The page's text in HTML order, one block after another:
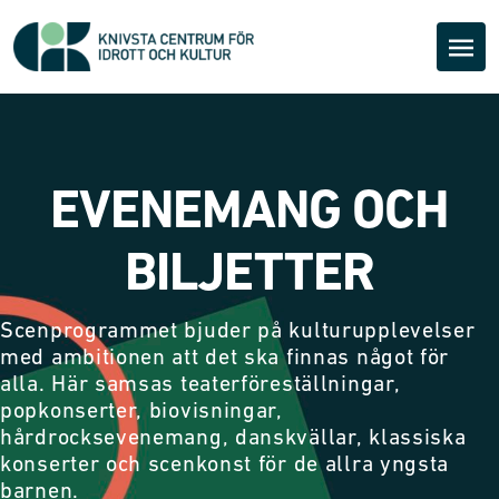
EVENEMANG OCH
BILJETTER
Scenprogrammet bjuder på kulturupplevelser
med ambitionen att det ska finnas något för
alla. Här samsas teaterföreställningar,
popkonserter, biovisningar,
hårdrocksevenemang, danskvällar, klassiska
konserter och scenkonst för de allra yngsta
barnen.